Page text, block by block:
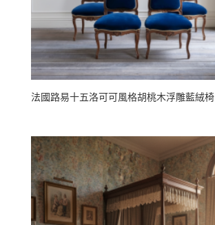
法國路易十五洛可可風格胡桃木浮雕藍絨椅